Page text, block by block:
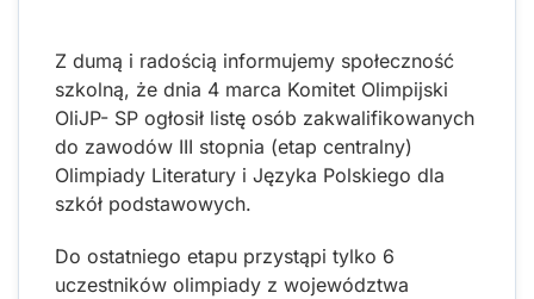
Z dumą i radością informujemy społeczność
szkolną, że dnia 4 marca Komitet Olimpijski
OliJP- SP ogłosił listę osób zakwalifikowanych
do zawodów III stopnia (etap centralny)
Olimpiady Literatury i Języka Polskiego dla
szkół podstawowych.
Do ostatniego etapu przystąpi tylko 6
uczestników olimpiady z województwa